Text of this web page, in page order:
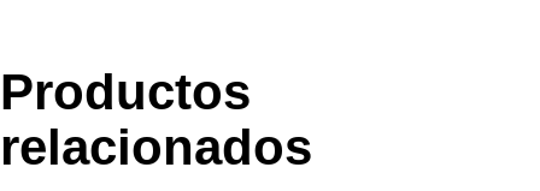
Productos
relacionados